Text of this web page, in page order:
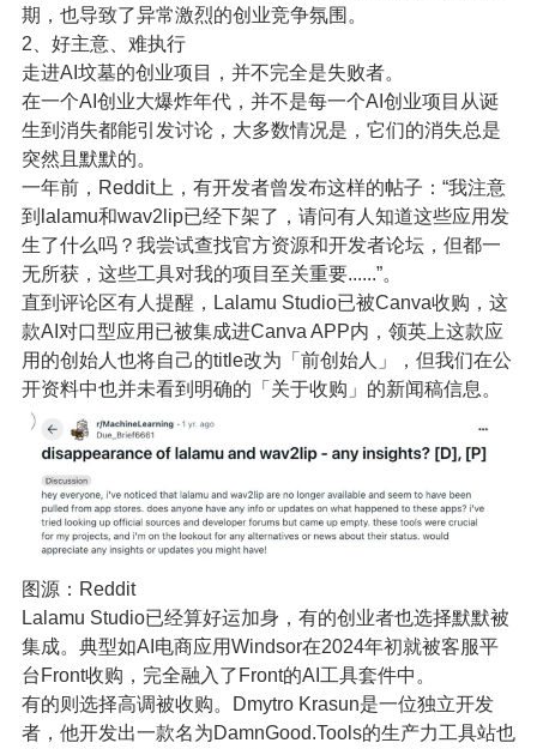
期，也导致了异常激烈的创业竞争氛围。
2、好主意、难执行
走进AI坟墓的创业项目，并不完全是失败者。
在一个AI创业大爆炸年代，并不是每一个AI创业项目从诞
生到消失都能引发讨论，大多数情况是，它们的消失总是
突然且默默的。
一年前，Reddit上，有开发者曾发布这样的帖子：“我注意
到lalamu和wav2lip已经下架了，请问有人知道这些应用发
生了什么吗？我尝试查找官方资源和开发者论坛，但都一
无所获，这些工具对我的项目至关重要......”。
直到评论区有人提醒，Lalamu Studio已被Canva收购，这
款AI对口型应用已被集成进Canva APP内，领英上这款应
用的创始人也将自己的title改为「前创始人」，但我们在公
开资料中也并未看到明确的「关于收购」的新闻稿信息。
图源：Reddit
Lalamu Studio已经算好运加身，有的创业者也选择默默被
集成。典型如AI电商应用Windsor在2024年初就被客服平
台Front收购，完全融入了Front的AI工具套件中。
有的则选择高调被收购。Dmytro Krasun是一位独立开发
者，他开发出一款名为DamnGood.Tools的生产力工具站也